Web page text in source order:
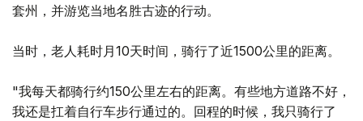
套州，并游览当地名胜古迹的行动。
当时，老人耗时月10天时间，骑行了近1500公里的距离。
"我每天都骑行约150公里左右的距离。有些地方道路不好，
我还是扛着自行车步行通过的。回程的时候，我只骑行了